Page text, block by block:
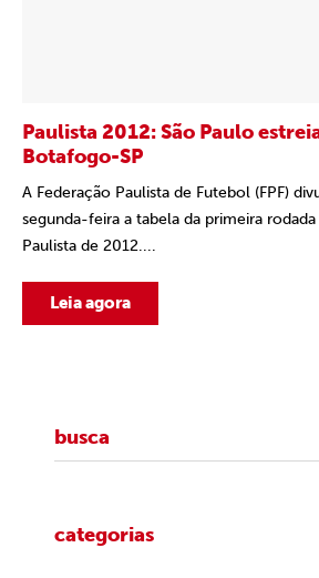
Paulista 2012: São Paulo
Botafogo-SP
A Federação Paulista de Futebol (FPF)
segunda-feira a tabela da primeira
Paulista de 2012....
Leia agora
categorias